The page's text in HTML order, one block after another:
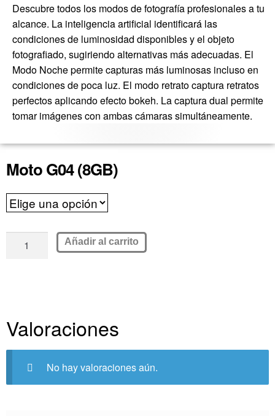
Descubre todos los modos de fotografía profesionales a tu
alcance. La inteligencia artificial identificará las
condiciones de luminosidad disponibles y el objeto
fotografiado, sugiriendo alternativas más adecuadas. El
Modo Noche permite capturas más luminosas incluso en
condiciones de poca luz. El modo retrato captura retratos
perfectos aplicando efecto bokeh. La captura dual permite
tomar imágenes con ambas cámaras simultáneamente.
Moto G04 (8GB)
Añadir al carrito
Valoraciones
No hay valoraciones aún.